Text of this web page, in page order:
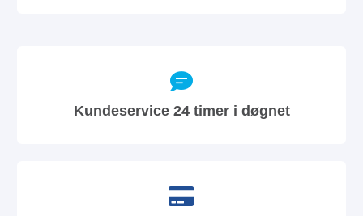
Kundeservice 24 timer i døgnet